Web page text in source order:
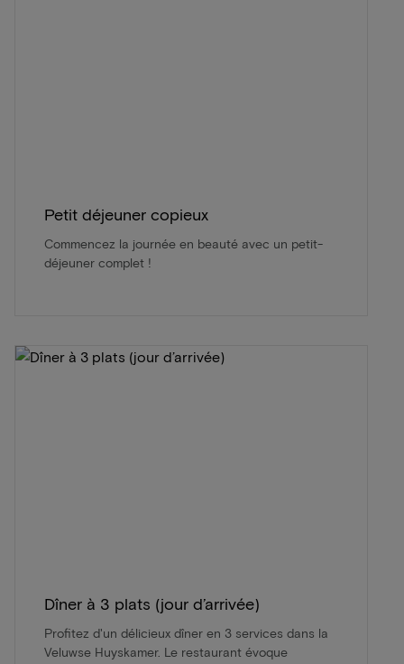
Petit déjeuner copieux
Commencez la journée en beauté avec un petit-
déjeuner complet !
Dîner à 3 plats (jour d’arrivée)
Profitez d'un délicieux dîner en 3 services dans la
Veluwse Huyskamer. Le restaurant évoque